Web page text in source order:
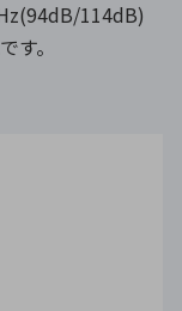
114dB)
す。